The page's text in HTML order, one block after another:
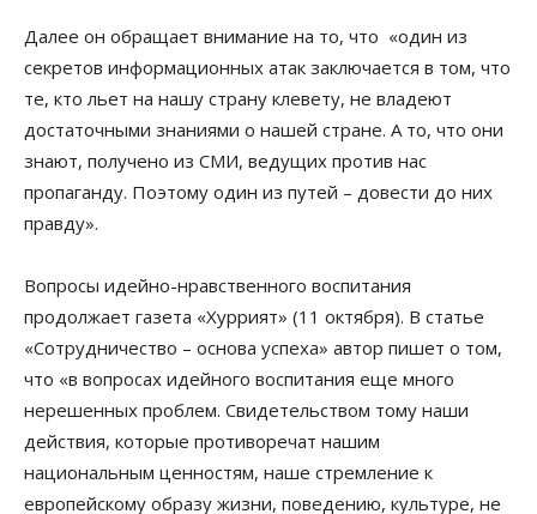
Далее он обращает внимание на то, что «один из
секретов информационных атак заключается в том, что
те, кто льет на нашу страну клевету, не владеют
достаточными знаниями о нашей стране. А то, что они
знают, получено из СМИ, ведущих против нас
пропаганду. Поэтому один из путей – довести до них
правду».
Вопросы идейно-нравственного воспитания
продолжает газета «Хуррият» (11 октября). В статье
«Сотрудничество – основа успеха» автор пишет о том,
что «в вопросах идейного воспитания еще много
нерешенных проблем. Свидетельством тому наши
действия, которые противоречат нашим
национальным ценностям, наше стремление к
европейскому образу жизни, поведению, культуре, не